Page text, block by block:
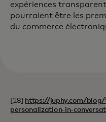
expériences
pourraient être les
du commerce
[18]
https://juphy.com/
personalization-in-